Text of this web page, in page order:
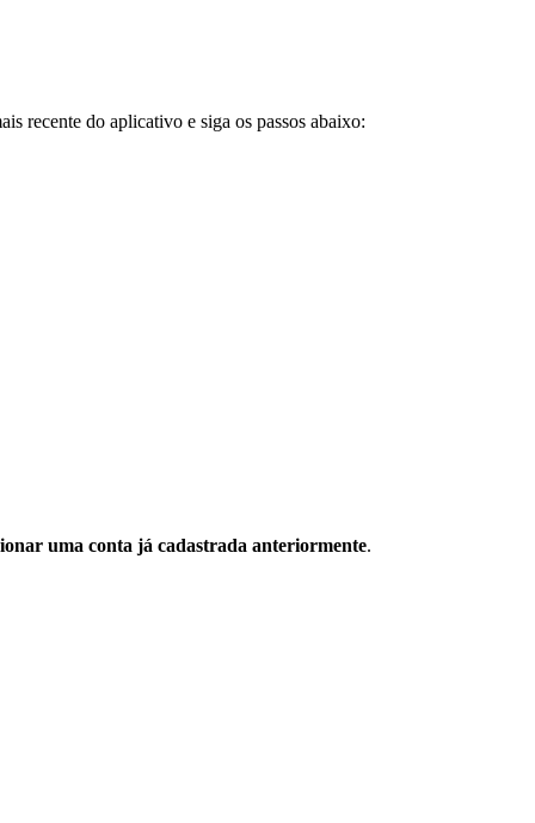
recente do aplicativo e siga os passos abaixo:
uma conta já cadastrada anteriormente.